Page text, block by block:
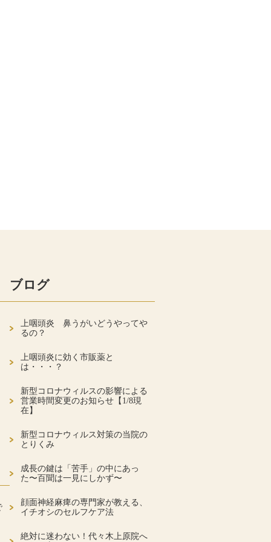
ブログ
上咽頭炎 鼻うがいどうやってや
るの？
上咽頭炎に効く市販薬と
は・・・？
新型コロナウィルスの影響による
営業時間変更のお知らせ【1/8現
在】
新型コロナウィルス対策の当院の
とりくみ
成長の鍵は「苦手」の中にあっ
た〜百聞は一見にしかず〜
顔面神経麻痺の専門家が教える、
イチオシのセルフケア法
絶対に迷わない！代々木上原院へ